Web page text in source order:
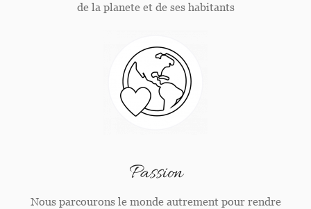
de la planete et de ses habitants
Passion
Nous parcourons le monde autrement pour rendre